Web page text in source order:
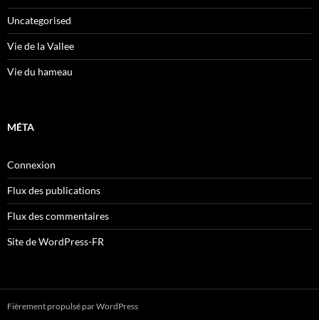
Uncategorised
Vie de la Vallee
Vie du hameau
MÉTA
Connexion
Flux des publications
Flux des commentaires
Site de WordPress-FR
Fièrement propulsé par WordPress